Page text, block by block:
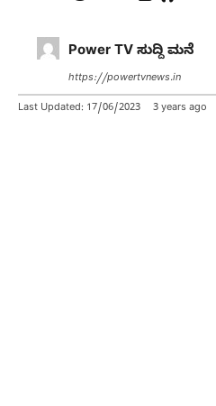
Power TV ಸುದ್ದಿ ಮನೆ
https://powertvnews.in
Last Updated: 17/06/2023 3 years ago